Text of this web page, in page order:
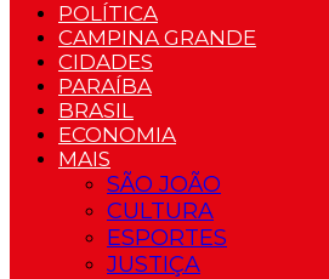
POLÍTICA
CAMPINA GRANDE
CIDADES
PARAÍBA
BRASIL
ECONOMIA
MAIS
SÃO JOÃO
CULTURA
ESPORTES
JUSTIÇA